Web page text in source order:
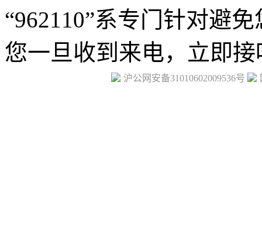
沪公网安备31010602009536号